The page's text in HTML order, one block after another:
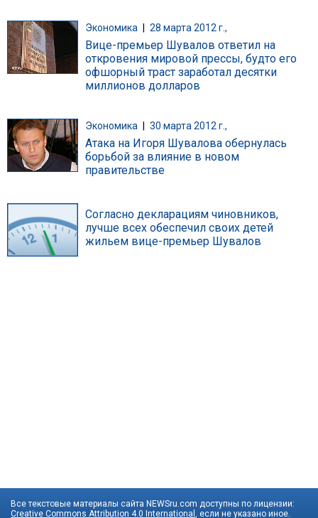
Экономика 28 марта 2012 г.,
Вице-премьер Шувалов ответил на
откровения мировой прессы, будто его
офшорный траст заработал десятки
миллионов долларов
Экономика 30 марта 2012 г.,
Атака на Игоря Шувалова обернулась
борьбой за влияние в новом
правительстве
Согласно декларациям чиновников,
лучше всех обеспечил своих детей
жильем вице-премьер Шувалов
Все текстовые материалы сайта NEWSru.com доступны по лицензии:
Creative Commons Attribution 4.0 International
, если не указано иное.